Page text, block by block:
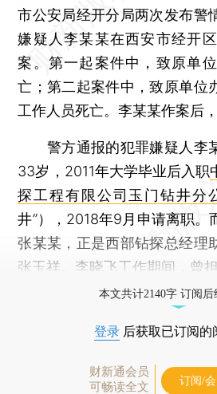
市公安局经开分局两次发布警
嫌疑人李某某在西安市经开
案。第一起案件中，致原单
亡；第二起案件中，致原单位
工作人员死亡。李某某作案后
警方通报的犯罪嫌疑人李
33岁，2011年大学毕业后入职
探工程有限公司 玉门钻井分
井”），2018年9月申请离职。
张某某，正是西部钻探总经理
张玉祥。李晓飞工作期间，曾
本文共计2140字 订阅
登录 后获取已订阅的
财新通会员
可畅读全文
订阅/